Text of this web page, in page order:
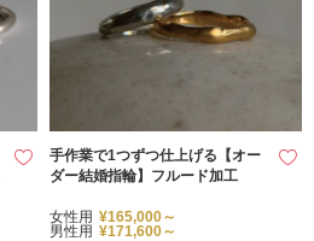
手作業で1つずつ仕上げる【オー
ダー結婚指輪】フルード加工
女性用 ¥165,000～
男性用 ¥171,600～